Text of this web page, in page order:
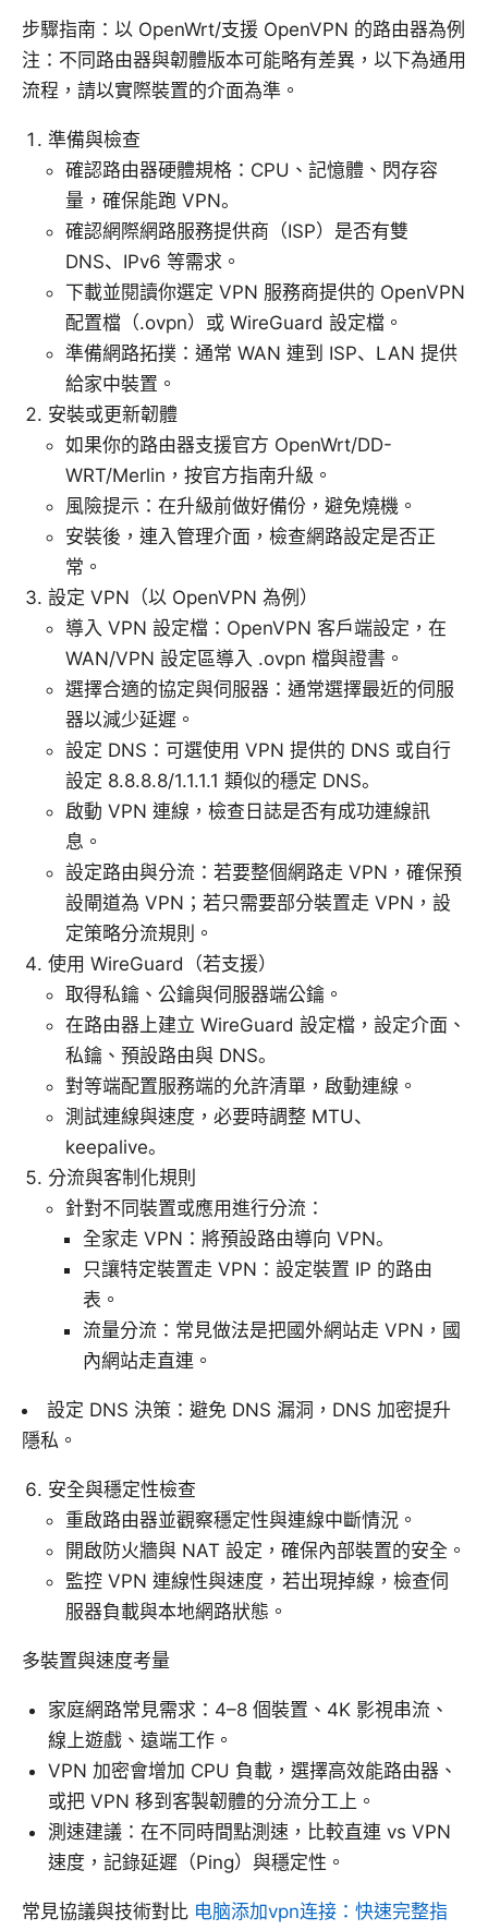
步驟指南：以 OpenWrt/支援 OpenVPN 的路由器為例
注：不同路由器與韌體版本可能略有差異，以下為通用
流程，請以實際裝置的介面為準。
準備與檢查
確認路由器硬體規格：CPU、記憶體、閃存容
量，確保能跑 VPN。
確認網際網路服務提供商（ISP）是否有雙
DNS、IPv6 等需求。
下載並閱讀你選定 VPN 服務商提供的 OpenVPN
配置檔（.ovpn）或 WireGuard 設定檔。
準備網路拓撲：通常 WAN 連到 ISP、LAN 提供
給家中裝置。
安裝或更新韌體
如果你的路由器支援官方 OpenWrt/DD-
WRT/Merlin，按官方指南升級。
風險提示：在升級前做好備份，避免燒機。
安裝後，連入管理介面，檢查網路設定是否正
常。
設定 VPN（以 OpenVPN 為例）
導入 VPN 設定檔：OpenVPN 客戶端設定，在
WAN/VPN 設定區導入 .ovpn 檔與證書。
選擇合適的協定與伺服器：通常選擇最近的伺服
器以減少延遲。
設定 DNS：可選使用 VPN 提供的 DNS 或自行
設定 8.8.8.8/1.1.1.1 類似的穩定 DNS。
啟動 VPN 連線，檢查日誌是否有成功連線訊
息。
設定路由與分流：若要整個網路走 VPN，確保預
設閘道為 VPN；若只需要部分裝置走 VPN，設
定策略分流規則。
使用 WireGuard（若支援）
取得私鑰、公鑰與伺服器端公鑰。
在路由器上建立 WireGuard 設定檔，設定介面、
私鑰、預設路由與 DNS。
對等端配置服務端的允許清單，啟動連線。
測試連線與速度，必要時調整 MTU、
keepalive。
分流與客制化規則
針對不同裝置或應用進行分流：
全家走 VPN：將預設路由導向 VPN。
只讓特定裝置走 VPN：設定裝置 IP 的路由
表。
流量分流：常見做法是把國外網站走 VPN，國
內網站走直連。
設定 DNS 決策：避免 DNS 漏洞，DNS 加密提升
隱私。
安全與穩定性檢查
重啟路由器並觀察穩定性與連線中斷情況。
開啟防火牆與 NAT 設定，確保內部裝置的安全。
監控 VPN 連線性與速度，若出現掉線，檢查伺
服器負載與本地網路狀態。
多裝置與速度考量
家庭網路常見需求：4–8 個裝置、4K 影視串流、
線上遊戲、遠端工作。
VPN 加密會增加 CPU 負載，選擇高效能路由器、
或把 VPN 移到客製韌體的分流分工上。
測速建議：在不同時間點測速，比較直連 vs VPN
速度，記錄延遲（Ping）與穩定性。
常見協議與技術對比 电脑添加vpn连接：快速完整指